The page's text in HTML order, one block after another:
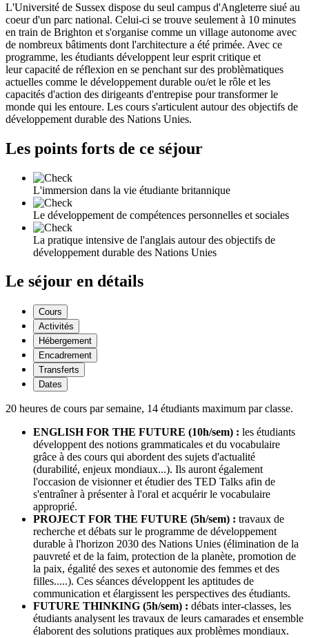
L'Université de Sussex dispose du seul campus d'Angleterre siué au
coeur d'un parc national. Celui-ci se trouve seulement à 10 minutes
en train de Brighton et s'organise comme un village autonome avec
de nombreux bâtiments dont l'architecture a été primée. Avec ce
programme, les étudiants développent leur esprit critique et
leur capacité de réflexion en se penchant sur des problèmatiques
actuelles comme le développement durable ou/et le rôle et les
capacités d'action des dirigeants d'entrepise pour transformer le
monde qui les entoure. Les cours s'articulent autour des objectifs de
développement durable des Nations Unies.
Les points forts de ce séjour
L'immersion dans la vie étudiante britannique
Le développement de compétences personnelles et sociales
La pratique intensive de l'anglais autour des objectifs de
développement durable des Nations Unies
Le séjour en détails
Cours
Activités
Hébergement
Encadrement
Transferts
Dates
20 heures de cours par semaine, 14 étudiants maximum par classe.
ENGLISH FOR THE FUTURE (10h/sem) : les étudiants
développent des notions grammaticales et du vocabulaire
grâce à des cours qui abordent des sujets d'actualité
(durabilité, enjeux mondiaux...). Ils auront également
l'occasion de visionner et étudier des TED Talks afin de
s'entraîner à présenter à l'oral et acquérir le vocabulaire
approprié.
PROJECT FOR THE FUTURE (5h/sem) : travaux de
recherche et débats sur le programme de développement
durable à l'horizon 2030 des Nations Unies (élimination de la
pauvreté et de la faim, protection de la planète, promotion de
la paix, égalité des sexes et autonomie des femmes et des
filles.....). Ces séances développent les aptitudes de
communication et élargissent les perspectives des étudiants.
FUTURE THINKING (5h/sem) : débats inter-classes, les
étudiants analysent les travaux de leurs camarades et ensemble
élaborent des solutions pratiques aux problèmes mondiaux.